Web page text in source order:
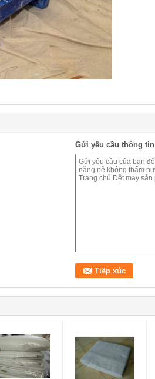
Gửi yêu cầu thông